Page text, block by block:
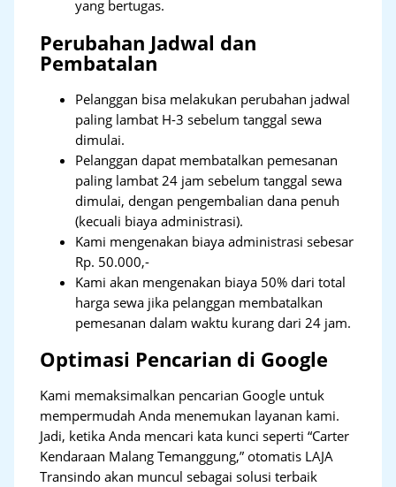
yang bertugas.
Perubahan Jadwal dan
Pembatalan
Pelanggan bisa melakukan perubahan jadwal
paling lambat H-3 sebelum tanggal sewa
dimulai.
Pelanggan dapat membatalkan pemesanan
paling lambat 24 jam sebelum tanggal sewa
dimulai, dengan pengembalian dana penuh
(kecuali biaya administrasi).
Kami mengenakan biaya administrasi sebesar
Rp. 50.000,-
Kami akan mengenakan biaya 50% dari total
harga sewa jika pelanggan membatalkan
pemesanan dalam waktu kurang dari 24 jam.
Optimasi Pencarian di Google
Kami memaksimalkan pencarian Google untuk
mempermudah Anda menemukan layanan kami.
Jadi, ketika Anda mencari kata kunci seperti “Carter
Kendaraan Malang Temanggung,” otomatis LAJA
Transindo akan muncul sebagai solusi terbaik